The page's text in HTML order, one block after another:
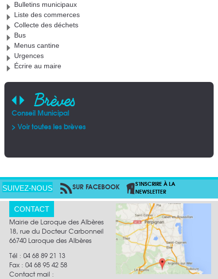
Bulletins municipaux
Liste des commerces
Collecte des déchets
Bus
Menus cantine
Urgences
Écrire au maire
Brèves
Conseil Municipal
> Voir toutes les brèves
SUIVEZ-NOUS SUR FACEBOOK
PAR RSS
S'INSCRIRE À LA
NEWSLETTER
CONTACT
Mairie de Laroque des Albères
18, rue du Docteur Carbonneil
66740 Laroque des Albères
Tél : 04 68 89 21 13
Fax : 04 68 95 42 58
Contact mail :